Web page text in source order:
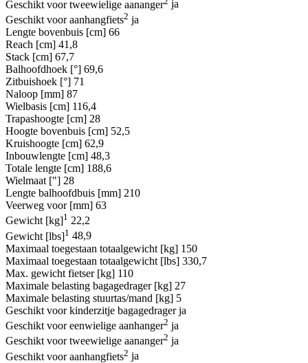
Geschikt voor tweewielige aananger
ja
Geschikt voor aanhangfiets2 ja
Lengte bovenbuis [cm] 66
Reach [cm] 41,8
Stack [cm] 67,7
Balhoofdhoek [°] 69,6
Zitbuishoek [°] 71
Naloop [mm] 87
Wielbasis [cm] 116,4
Trapashoogte [cm] 28
Hoogte bovenbuis [cm] 52,5
Kruishoogte [cm] 62,9
Inbouwlengte [cm] 48,3
Totale lengte [cm] 188,6
Wielmaat ["] 28
Lengte balhoofdbuis [mm] 210
Veerweg voor [mm] 63
Gewicht [kg]1 22,2
Gewicht [lbs]1 48,9
Maximaal toegestaan totaalgewicht [kg] 150
Maximaal toegestaan totaalgewicht [lbs] 330,7
Max. gewicht fietser [kg] 110
Maximale belasting bagagedrager [kg] 27
Maximale belasting stuurtas/mand [kg] 5
Geschikt voor kinderzitje bagagedrager ja
Geschikt voor eenwielige aanhanger2 ja
Geschikt voor tweewielige aananger2 ja
Geschikt voor aanhangfiets2 ja